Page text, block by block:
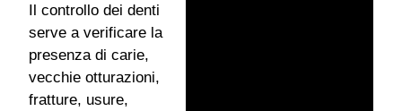
Il controllo dei denti
serve a verificare la
presenza di carie,
vecchie otturazioni,
fratture, usure,